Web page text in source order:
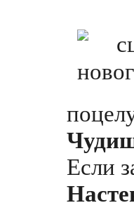
Если